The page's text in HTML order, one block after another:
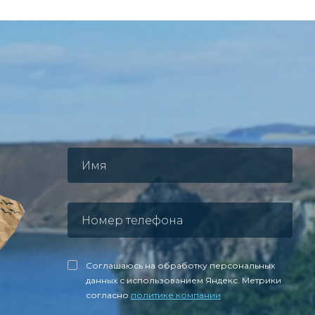
Соглашаюсь на обработку персональных
данных с использованием Яндекс. Метрики
согласно политике компании